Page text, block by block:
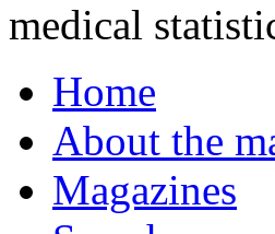
medical
Home
About the
Magazines